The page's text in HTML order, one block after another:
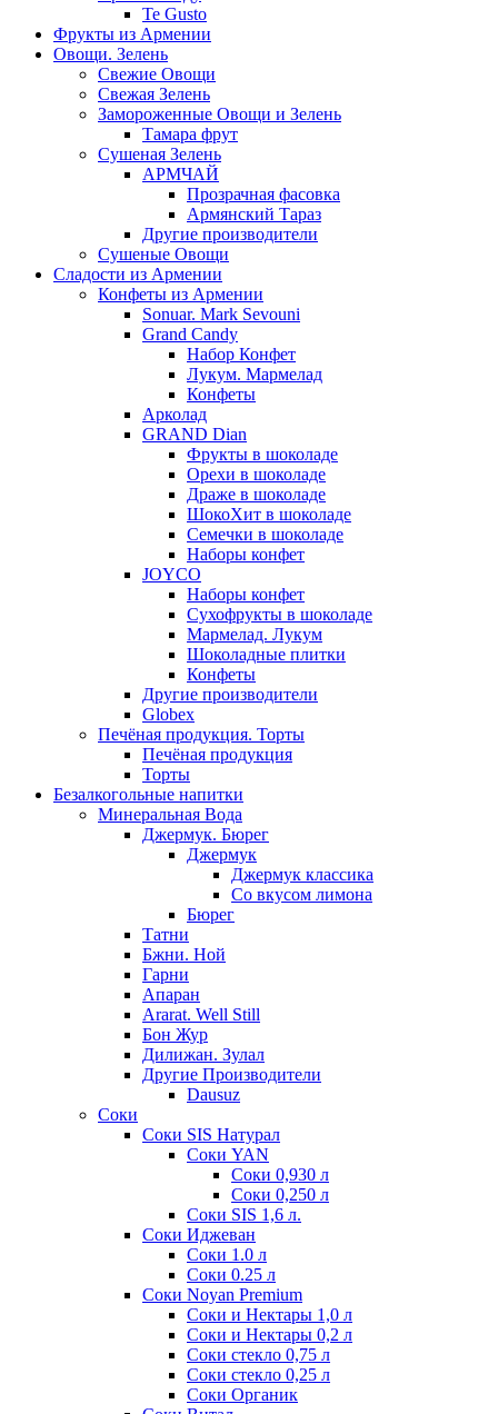
Te Gusto
Фрукты из Армении
Овощи. Зелень
Свежие Овощи
Свежая Зелень
Замороженные Овощи и Зелень
Тамара фрут
Сушеная Зелень
АРМЧАЙ
Прозрачная фасовка
Армянский Тараз
Другие производители
Сушеные Овощи
Сладости из Армении
Конфеты из Армении
Sonuar. Mark Sevouni
Grand Candy
Набор Конфет
Лукум. Мармелад
Конфеты
Арколад
GRAND Dian
Фрукты в шоколаде
Орехи в шоколаде
Драже в шоколаде
ШокоХит в шоколаде
Семечки в шоколаде
Наборы конфет
JOYCO
Наборы конфет
Сухофрукты в шоколаде
Мармелад. Лукум
Шоколадные плитки
Конфеты
Другие производители
Globex
Печёная продукция. Торты
Печёная продукция
Торты
Безалкогольные напитки
Минеральная Вода
Джермук. Бюрег
Джермук
Джермук классика
Со вкусом лимона
Бюрег
Татни
Бжни. Ной
Гарни
Апаран
Ararat. Well Still
Бон Жур
Дилижан. Зулал
Другие Производители
Dausuz
Соки
Соки SIS Натурал
Соки YAN
Соки 0,930 л
Соки 0,250 л
Соки SIS 1,6 л.
Соки Иджеван
Соки 1.0 л
Соки 0.25 л
Соки Noyan Premium
Соки и Нектары 1,0 л
Соки и Нектары 0,2 л
Соки стекло 0,75 л
Соки стекло 0,25 л
Соки Органик